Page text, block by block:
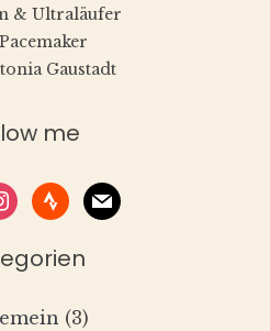
& Ultraläufer
Gaustadt
me
stravamail
(3)